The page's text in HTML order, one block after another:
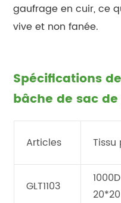
gaufrage en cuir, ce
vive et non fanée.
Spécifications
bâche de sac
Articles Tissu
GLT1103
20*20